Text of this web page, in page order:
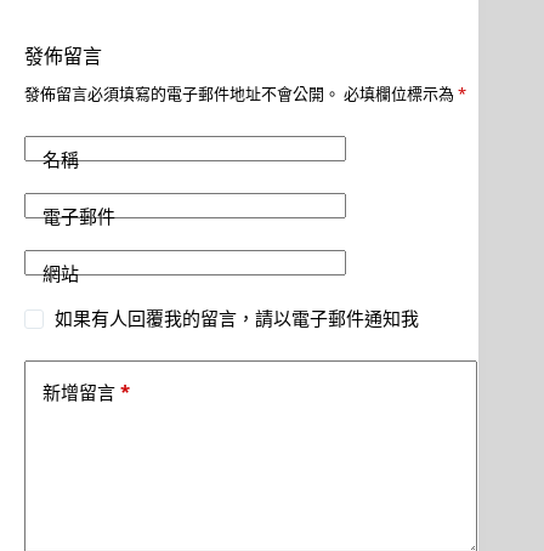
發佈留言
發佈留言必須填寫的電子郵件地址不會公開。 必填欄位標示為 *
名稱
電子郵件
網站
如果有人回覆我的留言，請以電子郵件通知我
新增留言 *